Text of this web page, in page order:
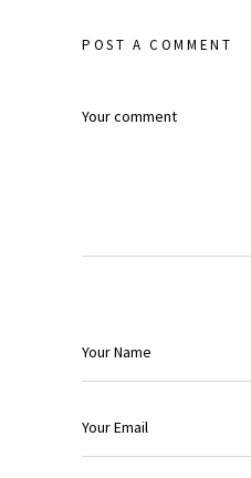
POST A COMMENT